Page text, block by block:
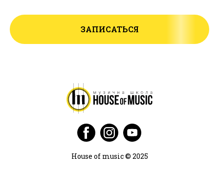
ЗАПИСАТЬСЯ
House of music © 2025